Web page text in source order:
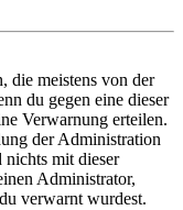
die meistens von der
du gegen eine dieser
Verwarnung erteilen.
der Administration
mit dieser
Administrator,
verwarnt wurdest.